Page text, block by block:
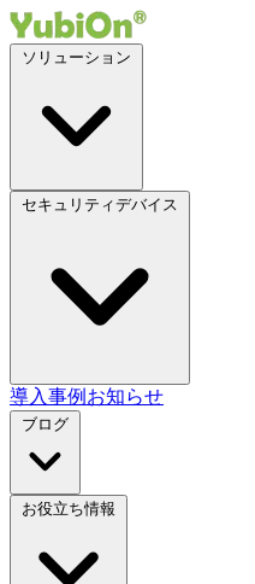
導入事例 お知らせ